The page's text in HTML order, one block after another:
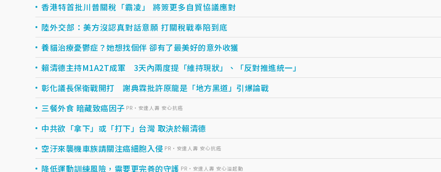
香港特首批川普關稅「霸凌」 將簽更多自貿協議應對
陸外交部：美方沒認真對話意願 打關稅戰奉陪到底
養貓治療憂鬱症？她想找個伴 卻有了最美好的意外收獲
賴清德主持M1A2T成軍 3天內兩度提「維持現狀」、「反對推進統一」
彰化議長保衛戰開打 謝典霖批許原龍是「地方黑道」引爆論戰
三餐外食 暗藏致癌因子 PR・安達人壽 安心抗癌
中共欲「拿下」或「打下」台灣 取決於賴清德
空汙來襲機車族請關注癌細胞入侵 PR・安達人壽 安心抗癌
降低運動訓練風險，需要更完善的守護 PR・安達人壽 安心溢起動